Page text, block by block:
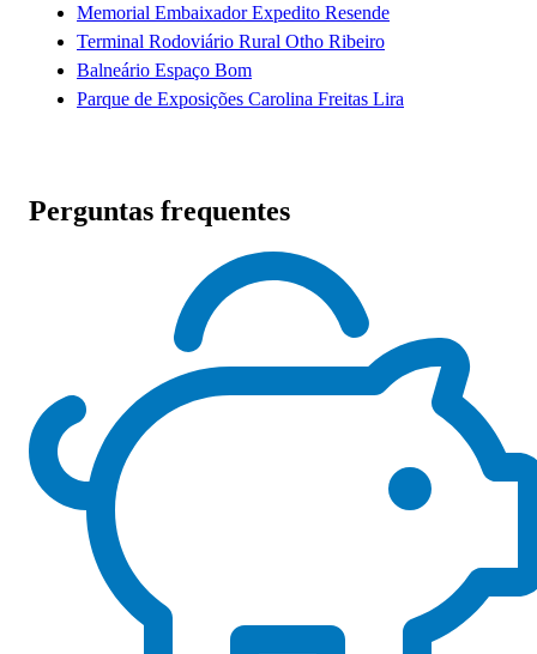
Memorial Embaixador Expedito Resende
Terminal Rodoviário Rural Otho Ribeiro
Balneário Espaço Bom
Parque de Exposições Carolina Freitas Lira
Perguntas frequentes